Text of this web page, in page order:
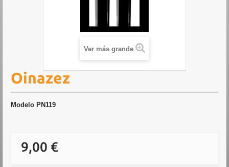
Ver más grande
Oinazez
Modelo PN119
9,00 €